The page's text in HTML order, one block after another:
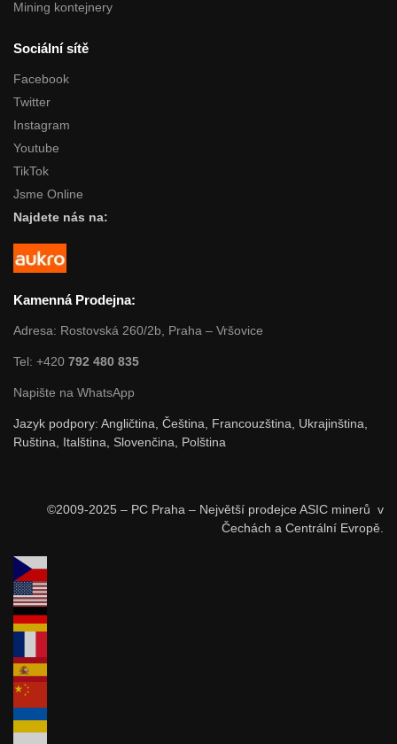
Mining kontejnery
Sociální sítě
Facebook
Twitter
Instagram
Youtube
TikTok
Jsme Online
Najdete nás na:
Kamenná Prodejna:
Adresa: Rostovská 260/2b, Praha – Vršovice
Tel: +420 792 480 835
Napište na WhatsApp
Jazyk podpory: Angličtina, Čeština, Francouzština, Ukrajinština,
Ruština, Italština, Slovenčina, Polština
©2009-2025 – PC Praha – Největší prodejce ASIC minerů v
Čechách a Centrální Evropě.